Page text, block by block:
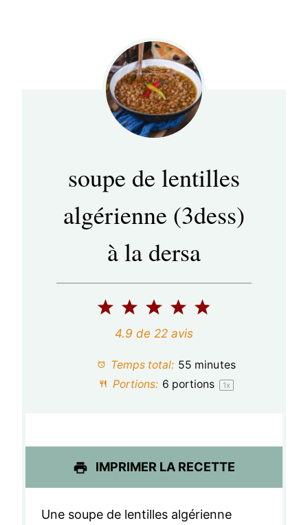
soupe de lentilles
algérienne (3dess)
à la dersa
5
t
o
e
s
4
é
t
o
e
s
3
é
t
o
e
s
2
é
t
o
e
s
1
é
t
o
e
4.9 de 22 avis
Temps total: 55 minutes
Portions: 6 portions 1x
IMPRIMER LA RECETTE
Une soupe de lentilles algérienne